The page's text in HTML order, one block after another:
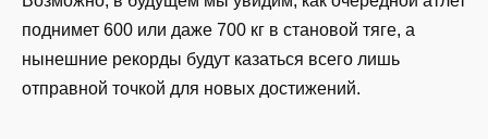
поднимет 600 или даже 700 кг в становой тяге, а
нынешние рекорды будут казаться всего лишь
отправной точкой для новых достижений.